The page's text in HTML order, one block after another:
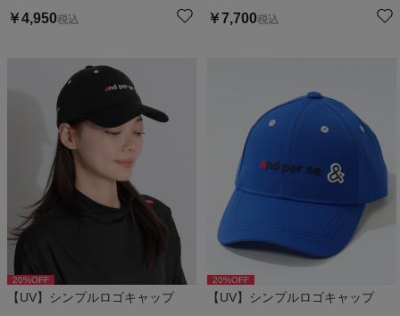
￥4,950税込 ￥7,700税込
20%OFF
【UV】シンプルロゴキャップ
20%OFF
【UV】シンプルロゴキャップ